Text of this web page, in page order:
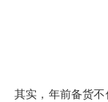
其实，年前备货